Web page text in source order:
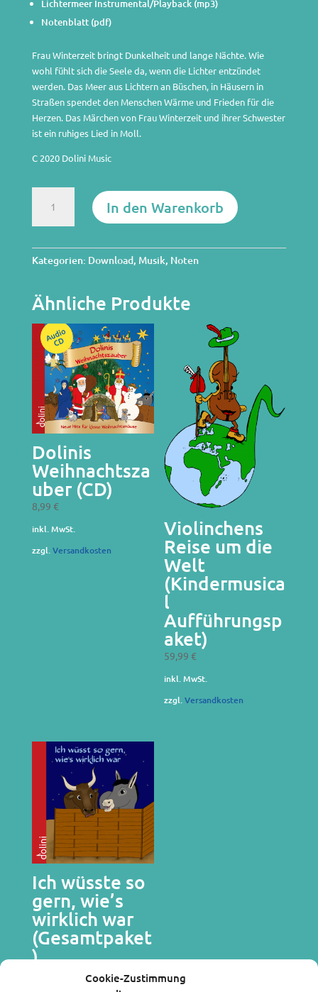
Cookie-Zustimmung
Lichtermeer Instrumental/Playback (mp3)
Notenblatt (pdf)
Frau Winterzeit bringt Dunkelheit und lange Nächte. Wie
wohl fühlt sich die Seele da, wenn die Lichter entzündet
werden. Das Meer aus Lichtern an Büschen, in Häusern in
Straßen spendet den Menschen Wärme und Frieden für die
Herzen. Das Märchen von Frau Winterzeit und ihrer Schwester
ist ein ruhiges Lied in Moll.
C 2020 Dolini Music
(Gesamtpaket)
Menge
In den Warenkorb
Kategorien: Download, Musik, Noten
Ähnliche Produkte
Dolinis
Weihnachtsza
uber (CD)
8,99 €
inkl. MwSt.
zzgl.Versandkosten
Violinchens
Reise um die
Welt
(Kindermusica
l
Aufführungsp
aket)
59,99€
inkl. MwSt.
zzgl.Versandkosten
Ich wüsste so
gern, wie’s
wirklich war
(Gesamtpaket
)